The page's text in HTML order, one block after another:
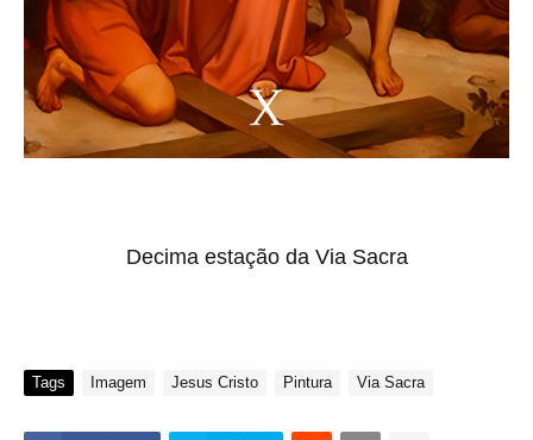
Decima estação da Via Sacra
Tags Imagem Jesus Cristo Pintura Via Sacra